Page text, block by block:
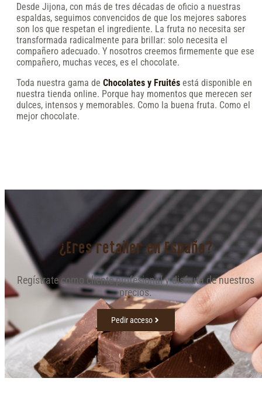
Desde Jijona, con más de tres décadas de oficio a nuestras
espaldas, seguimos convencidos de que los mejores sabores
son los que respetan el ingrediente. La fruta no necesita ser
transformada radicalmente para brillar: solo necesita el
compañero adecuado. Y nosotros creemos firmemente que ese
compañero, muchas veces, es el chocolate.
Toda nuestra gama de Chocolates y Fruités está disponible en
nuestra tienda online. Porque hay momentos que merecen ser
dulces, intensos y memorables. Como la buena fruta. Como el
mejor chocolate.
¿Eres retailer en España?
Regístrate como cliente profesional y disfruta de nuestros
precios.
Pedir acceso